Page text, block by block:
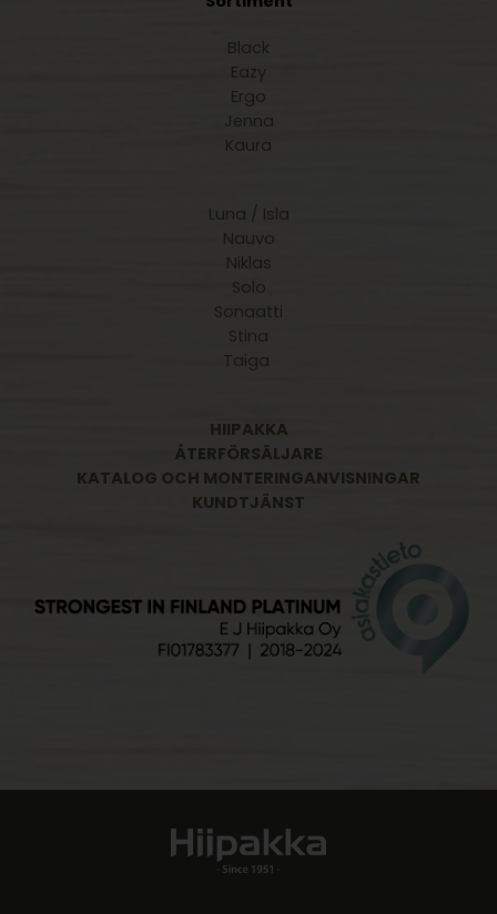
Black
Eazy
Ergo
Jenna
Kaura
Luna / Isla
Nauvo
Niklas
Solo
Sonaatti
Stina
Taiga
HIIPAKKA
ÅTERFÖRSÄLJARE
KATALOG OCH MONTERINGANVISNINGAR
KUNDTJÄNST